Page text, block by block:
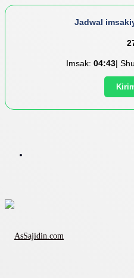
Jadwal
Imsak: 04:43|